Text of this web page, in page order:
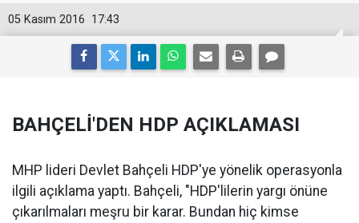
17:43
05 Kasım 2016
BAHÇELİ'DEN HDP AÇIKLAMASI
MHP lideri Devlet Bahçeli HDP'ye yönelik operasyonla
ilgili açıklama yaptı. Bahçeli, "HDP'lilerin yargı önüne
çıkarılmaları meşru bir karar. Bundan hiç kimse